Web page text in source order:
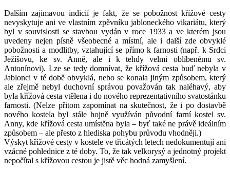
Dalším zajímavou indicií je fakt, že se pobožnost křížové cesty
nevyskytuje ani ve vlastním zpěvníku jabloneckého vikariátu, který
byl v souvislosti se stavbou vydán v roce 1933 a ve kterém jsou
uvedeny nejen písně všeobecné a místní, ale i další zde obvyklé
pobožnosti a modlitby, vztahující se přímo k farnosti (např. k Srdci
Ježíšovu, ke sv. Anně, ale i k tehdy velmi oblíbenému sv.
Antonínovi). Lze se tedy domnívat, že křížová cesta buď nebyla v
Jablonci v té době obvyklá, nebo se konala jiným způsobem, který
ale zřejmě nebyl duchovní správou považován tak naléhavý, aby
byla křížová cesta vtělena i do nového reprezentativního svatostánku
farnosti. (Nelze přitom zapomínat na skutečnost, že i po dostavbě
nového kostela byl stále hojně využíván původní farní kostel sv.
Anny, kde křížová cesta umístěna byla – byť také ne právě ideálním
způsobem – ale přesto z hlediska pohybu průvodu vhodněji.)
Výskyt křížové cesty v kostele ve třicátých letech nedokumentují ani
vzácné pohlednice z té doby. To, že tak velkorysý a jednotný projekt
nepočítal s křížovou cestou je jistě věc hodná zamyšlení.